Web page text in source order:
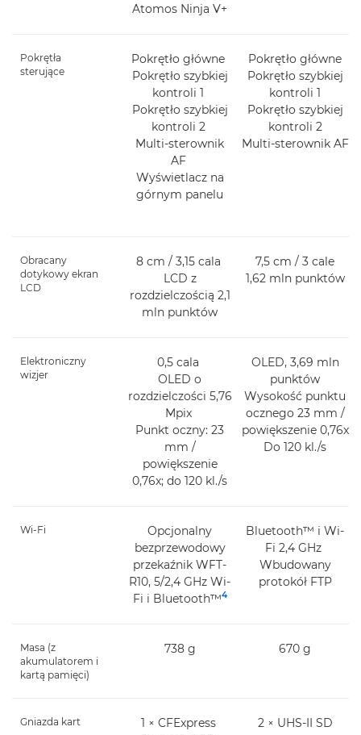
Atomos Ninja V+
Pokrętła
sterujące
Pokrętło główne
Pokrętło szybkiej
kontroli 1
Pokrętło szybkiej
kontroli 2
Multi-sterownik
AF
Wyświetlacz na
górnym panelu
Pokrętło główne
Pokrętło szybkiej
kontroli 1
Pokrętło szybkiej
kontroli 2
Multi-sterownik AF
Obracany
dotykowy ekran
LCD
8 cm / 3,15 cala
LCD z
rozdzielczością 2,1
mln punktów
7,5 cm / 3 cale
1,62 mln punktów
Elektroniczny
wizjer
0,5 cala
OLED o
rozdzielczości 5,76
Mpix
Punkt oczny: 23
mm /
powiększenie
0,76x; do 120 kl./s
OLED, 3,69 mln
punktów
Wysokość punktu
ocznego 23 mm /
powiększenie 0,76x
Do 120 kl./s
Wi-Fi
Opcjonalny
bezprzewodowy
przekaźnik WFT-
R10, 5/2,4 GHz Wi-
Fi i Bluetooth™4
Bluetooth™ i Wi-
Fi 2,4 GHz
Wbudowany
protokół FTP
Masa (z
akumulatorem i
kartą pamięci)
738 g 670 g
Gniazda kart
1 × CFExpress
2 × UHS-II SD